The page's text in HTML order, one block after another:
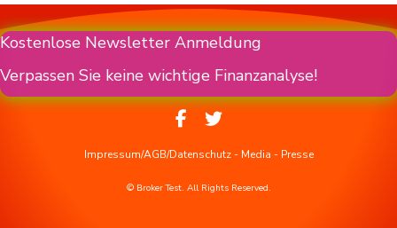
Kostenlose Newsletter Anmeldung
Verpassen Sie keine wichtige Finanzanalyse!
Impressum/AGB/Datenschutz- Media - Presse
© Broker Test. All Rights Reserved.